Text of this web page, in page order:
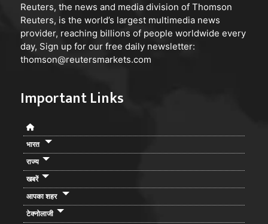
Reuters, the news and media division of Thomson
Reuters, is the world’s largest multimedia news
provider, reaching billions of people worldwide every
day, Sign up for our free daily newsletter:
thomson@reutersmarkets.com
Important Links
भारत
राज्य
खबरें
आपका शहर
टेक्नोलाजी